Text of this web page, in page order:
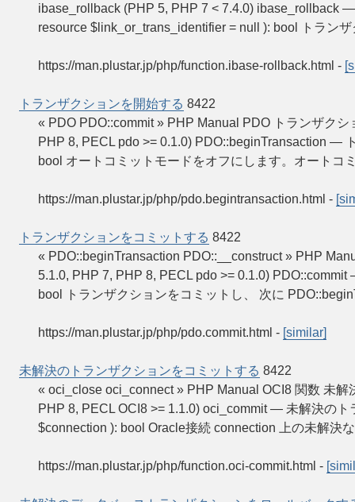
ibase_rollback (PHP 5, PHP 7 < 7.4.0) ibase_rollback
resource $link_or_trans_identifier = null ): bool トラン
https://man.plustar.jp/php/function.ibase-rollback.html -
トランザクションを開始する 8422
« PDO PDO::commit » PHP Manual PDO トランザク
PHP 8, PECL pdo >= 0.1.0) PDO::beginTransaction —
bool オートコミットモードをオフにします。オートコ
https://man.plustar.jp/php/pdo.begintransaction.html -
トランザクションをコミットする 8422
« PDO::beginTransaction PDO::__construct » PHP
5.1.0, PHP 7, PHP 8, PECL pdo >= 0.1.0)
bool トランザクションをコミットし、 次に
https://man.plustar.jp/php/pdo.commit.html - [similar]
未解決のトランザクションをコミットする 8422
« oci_close oci_connect » PHP Manual OCI8 関数 未
PHP 8, PECL OCI8 >= 1.1.0) oci_commit — 未解決の
$connection ): bool Oracle接続 connection 上の未解決
https://man.plustar.jp/php/function.oci-commit.html -